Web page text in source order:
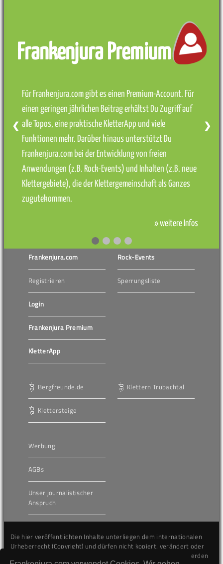
Frankenjura Premium
Für Frankenjura.com gibt es einen Premium-Account. Für
einen geringen jährlichen Beitrag erhältst Du Zugriff auf
alle Topos, eine praktische KletterApp und viele
Funktionen mehr. Darüber hinaus unterstützt Du
Frankenjura.com bei der Entwicklung von freien
Anwendungen (z.B. Rock-Events) und Inhalten (z.B. neue
Klettergebiete), die der Klettergemeinschaft als Ganzes
zugutekommen.
» weitere Infos
❮ ❯
Frankenjura.com
Registrieren
Login
Frankenjura Premium
KletterApp
Rock-Events
Sperrungsliste
Bergfreunde.de
Klettersteige
Klettern Trubachtal
Werbung
AGBs
Unser journalistischer
Anspruch
Die hier veröffentlichten Inhalte unterliegen dem internationalen
Urheberrecht (Copyright) und dürfen nicht kopiert, verändert oder
unverändert wiederveröffentlicht werden. Gegen Verstöße werden